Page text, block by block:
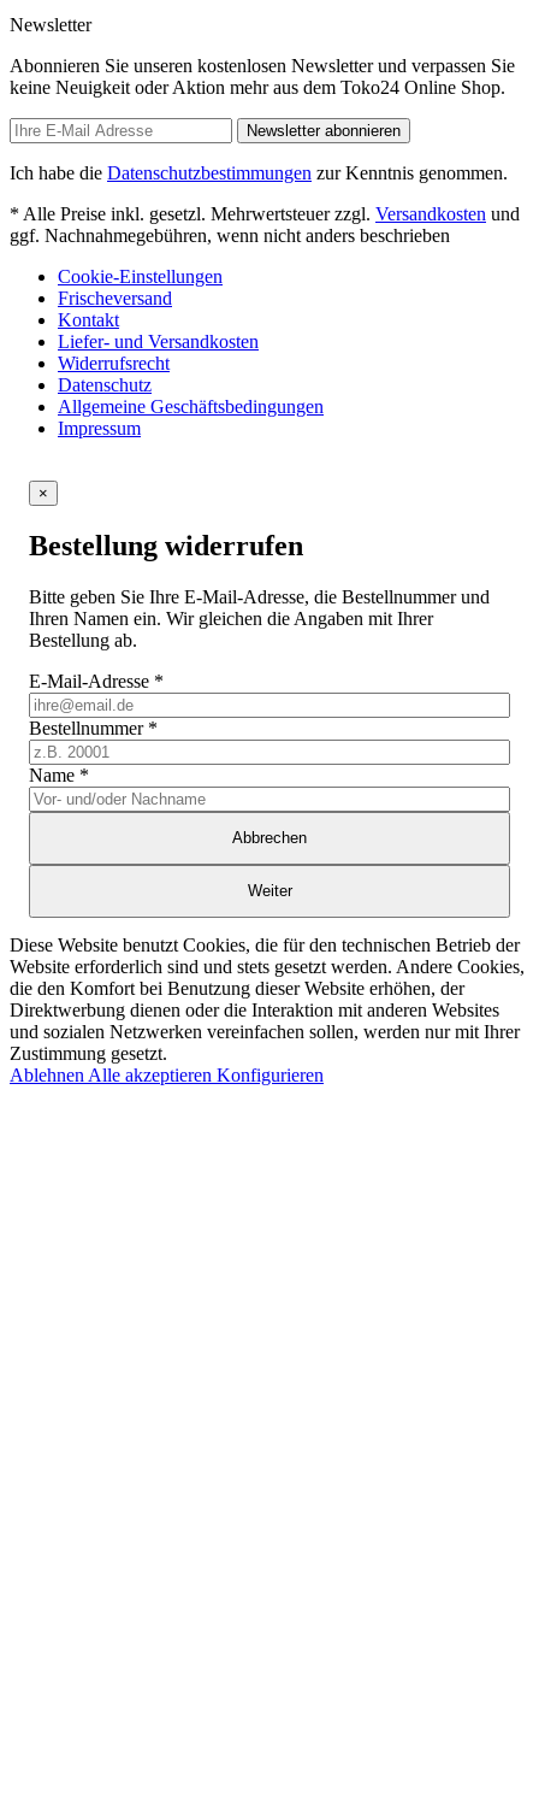
Newsletter
Abonnieren Sie unseren kostenlosen Newsletter und verpassen Sie
keine Neuigkeit oder Aktion mehr aus dem Toko24 Online Shop.
Newsletter abonnieren
Ich habe die Datenschutzbestimmungen zur Kenntnis genommen.
* Alle Preise inkl. gesetzl. Mehrwertsteuer zzgl. Versandkosten und
ggf. Nachnahmegebühren, wenn nicht anders beschrieben
Cookie-Einstellungen
Frischeversand
Kontakt
Liefer- und Versandkosten
Widerrufsrecht
Datenschutz
Allgemeine Geschäftsbedingungen
Impressum
×
Bestellung widerrufen
Bitte geben Sie Ihre E-Mail-Adresse, die Bestellnummer und
Ihren Namen ein. Wir gleichen die Angaben mit Ihrer
Bestellung ab.
E-Mail-Adresse *
Bestellnummer *
Name *
Abbrechen
Weiter
Diese Website benutzt Cookies, die für den technischen Betrieb der
Website erforderlich sind und stets gesetzt werden. Andere Cookies,
die den Komfort bei Benutzung dieser Website erhöhen, der
Direktwerbung dienen oder die Interaktion mit anderen Websites
und sozialen Netzwerken vereinfachen sollen, werden nur mit Ihrer
Zustimmung gesetzt.
Ablehnen Alle akzeptieren Konfigurieren